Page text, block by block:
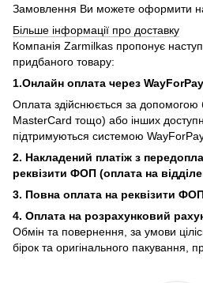
Замовлення Ви можете оформити на
Більше інформації про доставку
Компанія Zarmilkas пропонує
придбаного товару:
1.Онлайн оплата через
Оплата здійснюється за допомогою
MasterCard тощо) або інших
підтримуються системою
2. Накладений платіж з
реквізити ФОП (оплата на
3. Повна оплата на реквізити
4. Оплата на розрахунковий
Обмін та повернення, за умови
бірок та оригінального пакування,